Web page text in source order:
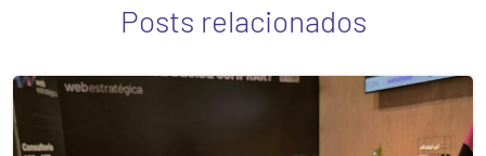
Posts relacionados